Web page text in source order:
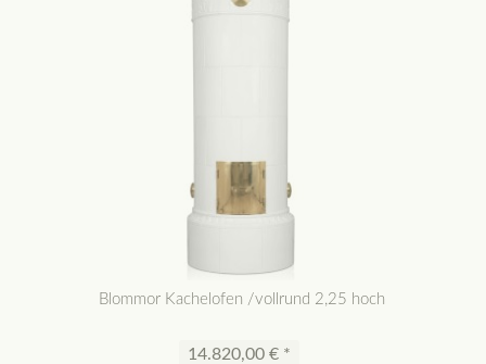
Blommor Kachelofen /vollrund 2,25 hoch
14.820,00 € *